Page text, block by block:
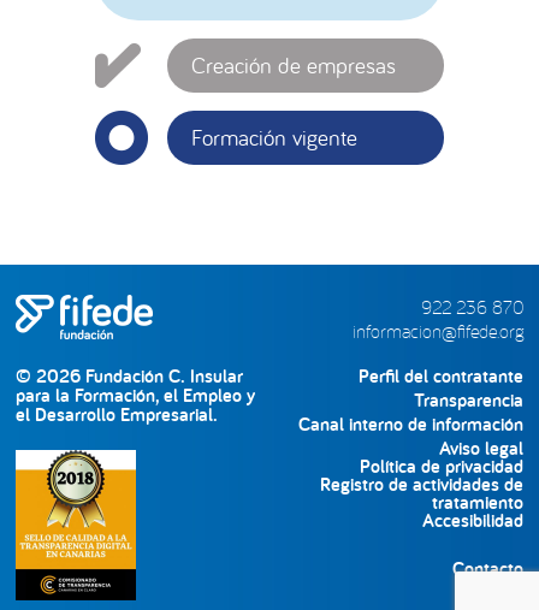
Creación de empresas
Formación vigente
© 2026 Fundación C. Insular
para la Formación, el Empleo y
el Desarrollo Empresarial.
922 236 870
informacion@fifede.org
Perfil del contratante
Transparencia
Canal interno de información
Aviso legal
Política de privacidad
Registro de actividades de
tratamiento
Accesibilidad
Contacto